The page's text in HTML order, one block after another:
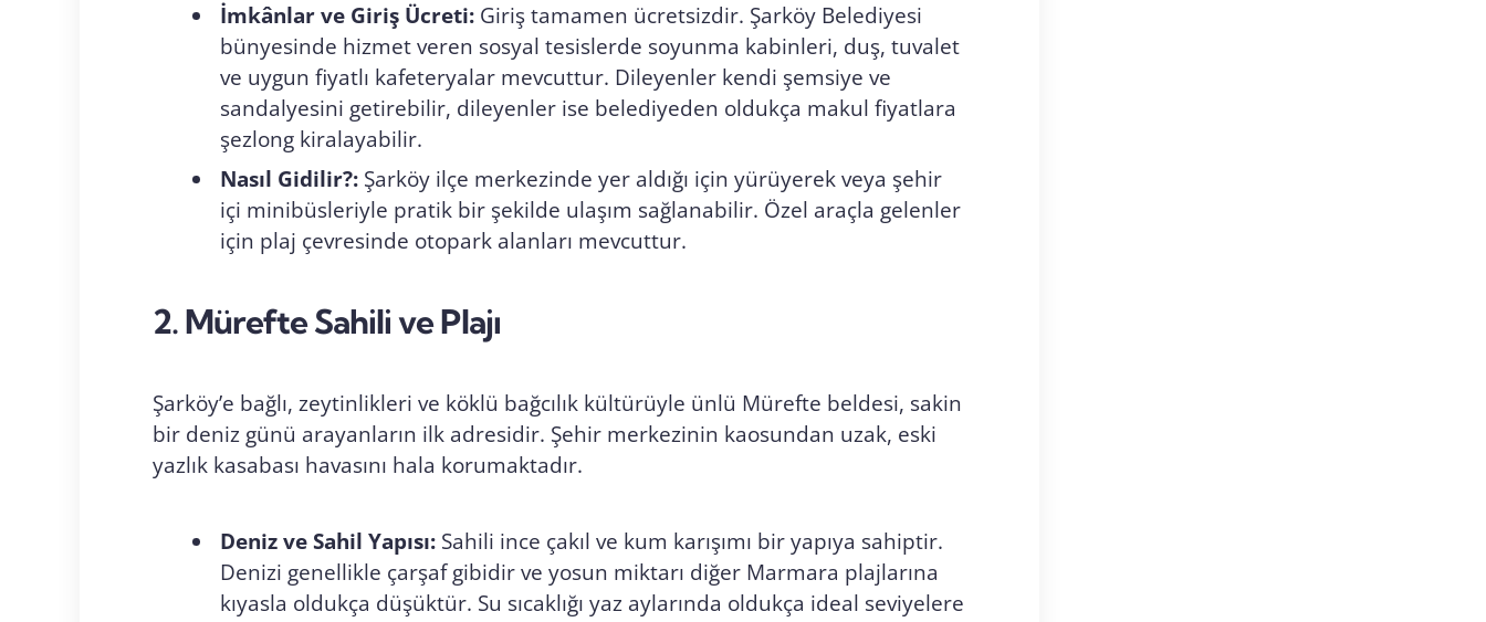
İmkânlar ve Giriş Ücreti: Giriş tamamen ücretsizdir. Şarköy Belediyesi
bünyesinde hizmet veren sosyal tesislerde soyunma kabinleri, duş, tuvalet
ve uygun fiyatlı kafeteryalar mevcuttur. Dileyenler kendi şemsiye ve
sandalyesini getirebilir, dileyenler ise belediyeden oldukça makul fiyatlara
şezlong kiralayabilir.
Nasıl Gidilir?: Şarköy ilçe merkezinde yer aldığı için yürüyerek veya şehir
içi minibüsleriyle pratik bir şekilde ulaşım sağlanabilir. Özel araçla gelenler
için plaj çevresinde otopark alanları mevcuttur.
2. Mürefte Sahili ve Plajı
Şarköy’e bağlı, zeytinlikleri ve köklü bağcılık kültürüyle ünlü Mürefte beldesi, sakin
bir deniz günü arayanların ilk adresidir. Şehir merkezinin kaosundan uzak, eski
yazlık kasabası havasını hala korumaktadır.
Deniz ve Sahil Yapısı: Sahili ince çakıl ve kum karışımı bir yapıya sahiptir.
Denizi genellikle çarşaf gibidir ve yosun miktarı diğer Marmara plajlarına
kıyasla oldukça düşüktür. Su sıcaklığı yaz aylarında oldukça ideal seviyelere